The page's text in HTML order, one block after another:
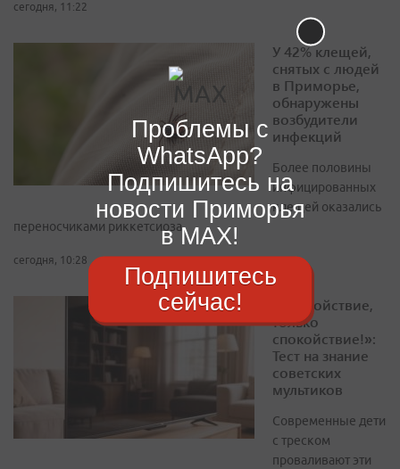
сегодня, 11:22
У 42% клещей,
снятых с людей
в Приморье,
обнаружены
возбудители
инфекций
Более половины
инфицированных
клещей оказались
переносчиками риккетсиоза
сегодня, 10:28
«Спокойствие,
только
спокойствие!»:
Тест на знание
советских
мультиков
Современные дети
с треском
проваливают эти
Проблемы с
WhatsApp?
Подпишитесь на
новости Приморья
в MAX!
Подпишитесь
сейчас!